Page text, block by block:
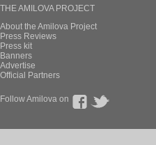
THE AMILOVA PROJECT
About the Amilova Project
Press Reviews
Press kit
Banners
Advertise
Official Partners
Follow Amilova on